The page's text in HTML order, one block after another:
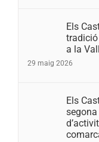
Els
a la
29 maig 2026
Els